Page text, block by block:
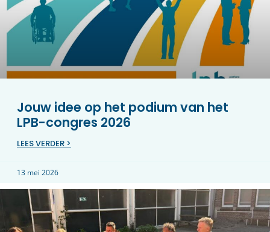
Jouw idee op het podium van het
LPB-congres 2026
LEES VERDER >
13 mei 2026